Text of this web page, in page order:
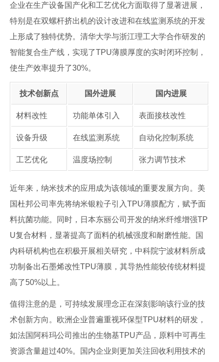
企业在生产设备国产化和工艺优化方面取得了显著进展，
特别是在双螺杆挤出机的设计改进和在线监测系统的开发
上形成了独特优势。清华大学与浙江理工大学合作研发的
智能复合生产线，实现了TPU薄膜厚度的实时闭环控制，
使生产效率提升了30%。
技术创新点 国外进展 国内进展
材料改性 功能单体引入 表面接枝改性
设备升级 在线监测系统 自动化控制系统
工艺优化 温度场控制 张力调节技术
近年来，纳米技术的应用成为该领域的重要发展方向。美
国杜邦公司率先将纳米银粒子引入TPU薄膜配方，赋予面
料抗菌功能。同时，日本东丽公司开发的纳米纤维增强TP
U复合材料，显著提高了面料的机械强度和耐磨性能。国
内科研机构也在积极开展相关研究，中科院宁波材料所成
功制备出石墨烯改性TPU薄膜，其导热性能较传统材料提
高了50%以上。
值得注意的是，可持续发展理念正在深刻影响该行业的技
术创新方向。欧洲企业普遍重视环保型TPU材料的研发，
如法国阿科玛公司推出的生物基TPU产品，原料中可再生
资源含量超过40%。国内企业则更加关注回收利用技术的